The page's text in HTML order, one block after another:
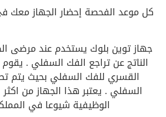
كل موعد الفحصة إحضار الجهاز معك
جهاز توين بلوك يستخدم عند مرضى
الناتج عن تراجع الفك السفلي . يقوم
القسري للفك السفلي بحيث يتم
السفلي . يعتبر هذا الجهاز من اكثر
الوظيفية شيوعا في